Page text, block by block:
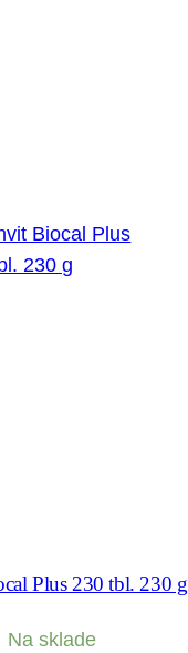
Plus 230 tbl. 230 g
Na sklade